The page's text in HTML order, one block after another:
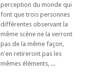
perception du monde qui
font que trois personnes
différentes observant la
même scène ne la verront
pas de la même façon,
n'en retireront pas les
mêmes éléments, ...